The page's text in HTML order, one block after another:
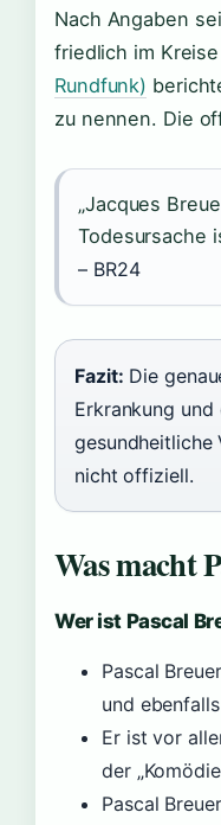
Nach Angaben
friedlich im
Rundfunk)
zu nennen. Die
„Jacques
Todesursache
– BR24
Fazit: Die
Erkrankung
gesundheitliche
nicht offiziell.
Was macht
Wer ist Pascal
Pascal
und
Er ist vor
der
Pascal